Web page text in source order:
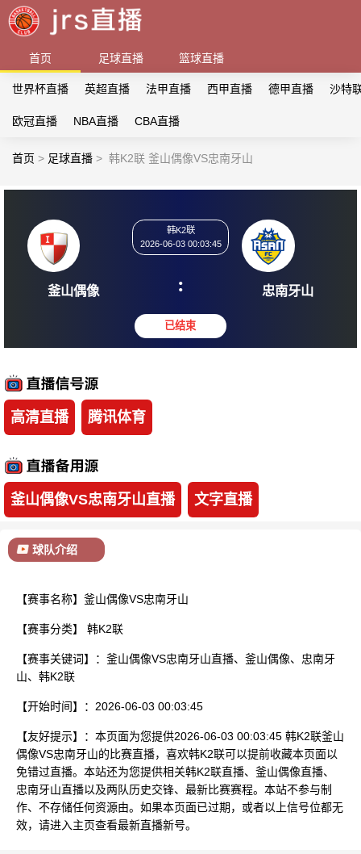
首页 足球直播 篮球直播
世界杯直播 英超直播 法甲直播 西甲直播 德甲直播 沙特
欧冠直播 NBA直播 CBA直播
首页 > 足球直播 > 韩K2联 釜山偶像VS忠南牙山
2026-06-03 00:03:45
:
高清直播 腾讯体育
釜山偶像VS忠南牙山直播 文字直播
球队介绍
【赛事名称】釜山偶像VS忠南牙山
【赛事分类】 韩K2联
【赛事关键词】：釜山偶像VS忠南牙山直播、釜山偶像、忠南牙
山、韩K2联
【开始时间】：2026-06-03 00:03:45
【友好提示】：本页面为您提供2026-06-03 00:03:45 韩K2联釜山
偶像VS忠南牙山的比赛直播，喜欢韩K2联可以提前收藏本页面以
免错过直播。本站还为您提供相关韩K2联直播、釜山偶像直播、
忠南牙山直播以及两队历史交锋、最新比赛赛程。本站不参与制
作、不存储任何资源由。如果本页面已过期，或者以上信号位都无
效，请进入主页查看最新直播新号。